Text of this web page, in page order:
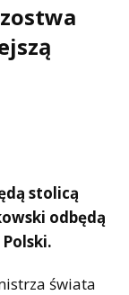
stolicą
odbędą
świata